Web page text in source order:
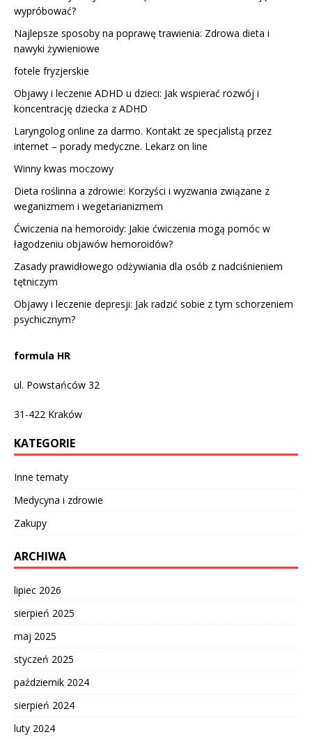
wypróbować?
Najlepsze sposoby na poprawę trawienia: Zdrowa dieta i
nawyki żywieniowe
fotele fryzjerskie
Objawy i leczenie ADHD u dzieci: Jak wspierać rozwój i
koncentrację dziecka z ADHD
Laryngolog online za darmo. Kontakt ze specjalistą przez
internet – porady medyczne. Lekarz on line
Winny kwas moczowy
Dieta roślinna a zdrowie: Korzyści i wyzwania związane z
weganizmem i wegetarianizmem
Ćwiczenia na hemoroidy: Jakie ćwiczenia mogą pomóc w
łagodzeniu objawów hemoroidów?
Zasady prawidłowego odżywiania dla osób z nadciśnieniem
tętniczym
Objawy i leczenie depresji: Jak radzić sobie z tym schorzeniem
psychicznym?
formula HR
ul. Powstańców 32
31-422 Kraków
KATEGORIE
Inne tematy
Medycyna i zdrowie
Zakupy
ARCHIWA
lipiec 2026
sierpień 2025
maj 2025
styczeń 2025
październik 2024
sierpień 2024
luty 2024